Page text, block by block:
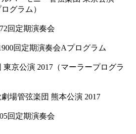
グラム）
回定期演奏会
回定期演奏会Aプログラム
東京公演 2017（マーラープログラ
場管弦楽団 熊本公演 2017
回定期演奏会